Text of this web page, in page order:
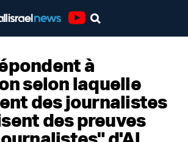
à
selon laquelle
des journalistes
des preuves